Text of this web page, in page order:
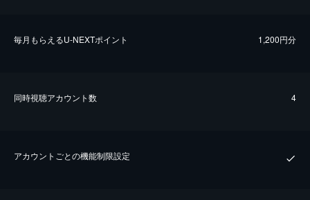
毎⽉もらえるU-NEXTポイント 1,200円分
同時視聴アカウント数 4
アカウントごとの機能制限設定